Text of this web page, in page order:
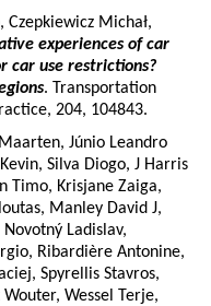
Czepkiewicz Michał,
experiences of car
car use restrictions?
. Transportation
204, 104843.
Júnio Leandro
Silva Diogo, J Harris
Timo, Krisjane Zaiga,
Manley David J,
Ladislav,
Ribardière Antonine,
Spyrellis Stavros,
Wessel Terje,